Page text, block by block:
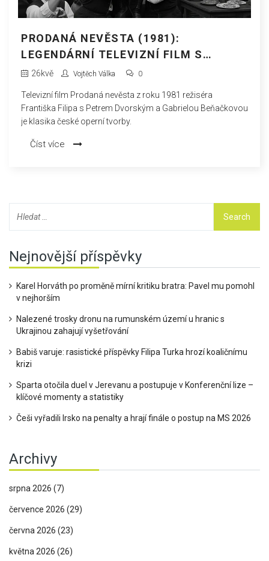
PRODANÁ NEVĚSTA (1981):
LEGENDÁRNÍ TELEVIZNÍ FILM S
DVORSKÝM A BEŇAČKOVOU
26kvě Vojtěch Válka 0
Televizní film Prodaná nevěsta z roku 1981 režiséra
Františka Filipa s Petrem Dvorským a Gabrielou Beňačkovou
je klasika české operní tvorby.
Číst více
Nejnovější příspěvky
Karel Horváth po proměně mírní kritiku bratra: Pavel mu pomohl
v nejhorším
Nalezené trosky dronu na rumunském území u hranic s
Ukrajinou zahajují vyšetřování
Babiš varuje: rasistické příspěvky Filipa Turka hrozí koaličnímu
krizi
Sparta otočila duel v Jerevanu a postupuje v Konferenční lize –
klíčové momenty a statistiky
Češi vyřadili Irsko na penalty a hrají finále o postup na MS 2026
Archivy
srpna 2026 (7)
července 2026 (29)
června 2026 (23)
května 2026 (26)